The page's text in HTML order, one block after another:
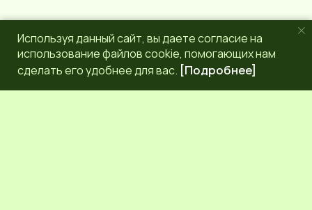
Используя данный сайт, вы даете согласие на
использование файлов cookie, помогающих нам
сделать его удобнее для вас. [Подробнее]